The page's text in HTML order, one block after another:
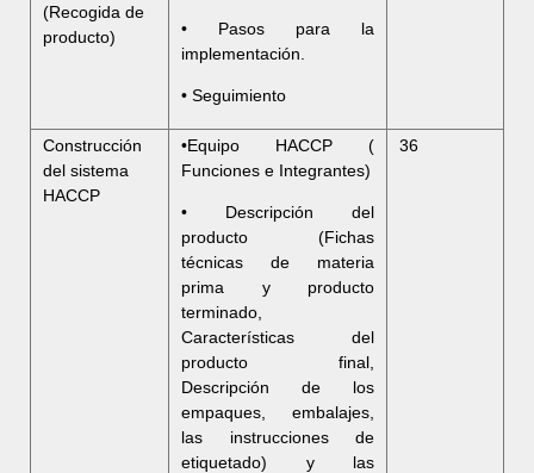
(Recogida de
producto)
• Pasos para la
implementación.
• Seguimiento
Construcción
del sistema
HACCP
•Equipo HACCP (
Funciones e Integrantes)
• Descripción del
producto (Fichas
técnicas de materia
prima y producto
terminado,
Características del
producto final,
Descripción de los
empaques, embalajes,
las instrucciones de
etiquetado) y las
36